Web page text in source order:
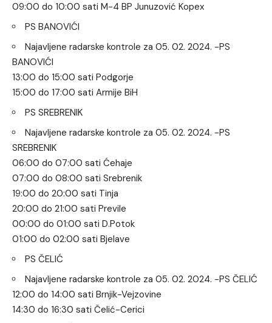
09:00 do 10:00 sati M-4 BP Junuzović Kopex
PS BANOVIĆI
Najavljene radarske kontrole za 05. 02. 2024. -PS
BANOVIĆI
13:00 do 15:00 sati Podgorje
15:00 do 17:00 sati Armije BiH
PS SREBRENIK
Najavljene radarske kontrole za 05. 02. 2024. -PS
SREBRENIK
06:00 do 07:00 sati Ćehaje
07:00 do 08:00 sati Srebrenik
19:00 do 20:00 sati Tinja
20:00 do 21:00 sati Previle
00:00 do 01:00 sati D.Potok
01:00 do 02:00 sati Bjelave
PS ČELIĆ
Najavljene radarske kontrole za 05. 02. 2024. -PS ČELIĆ
12:00 do 14:00 sati Brnjik-Vejzovine
14:30 do 16:30 sati Čelić-Cerici